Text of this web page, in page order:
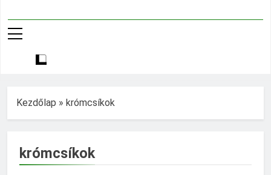
Kezdőlap » krómcsíkok
krómcsíkok